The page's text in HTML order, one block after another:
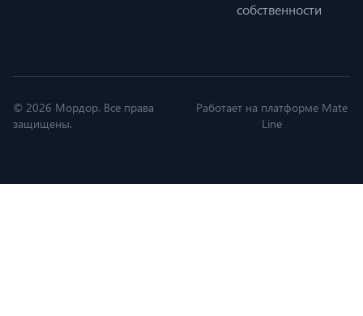
собственности
© 2026 Мордор. Все права
защищены.
Работает на платформе Mate
Line